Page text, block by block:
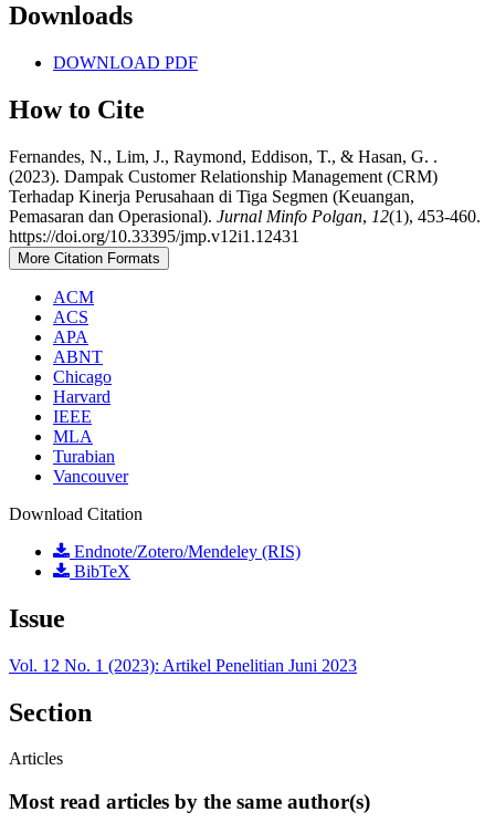
Downloads
DOWNLOAD PDF
How to Cite
Fernandes, N., Lim, J., Raymond, Eddison, T., & Hasan, G. .
(2023). Dampak Customer Relationship Management (CRM)
Terhadap Kinerja Perusahaan di Tiga Segmen (Keuangan,
Pemasaran dan Operasional). Jurnal Minfo Polgan, 12(1), 453-460.
https://doi.org/10.33395/jmp.v12i1.12431
More Citation Formats
ACM
ACS
APA
ABNT
Chicago
Harvard
IEEE
MLA
Turabian
Vancouver
Download Citation
Endnote/Zotero/Mendeley (RIS)
BibTeX
Issue
Vol. 12 No. 1 (2023): Artikel Penelitian Juni 2023
Section
Articles
Most read articles by the same author(s)